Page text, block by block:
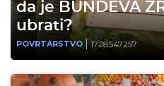
da je BUNDEVA
ubrati?
POVRTARSTVO 1728547257